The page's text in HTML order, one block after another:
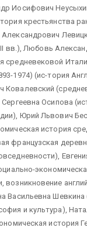
Иосифович
крестьянства
вв.), Любовь
средневековой
1974) (ис-тория
Ковалевский
Осипова
Юрий Львович
история
французская
возникновение
Васильевна Шевкина
и культура),
история